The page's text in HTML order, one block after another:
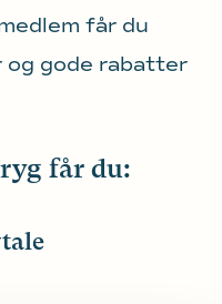
får du
gode rabatter
får du: